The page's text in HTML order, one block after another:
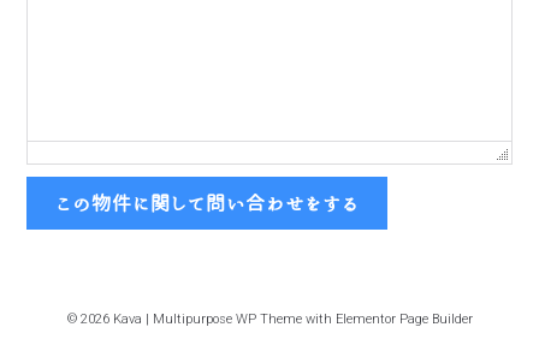
この物件に関して問い合わせをする
© 2026 Kava | Multipurpose WP Theme with Elementor Page Builder